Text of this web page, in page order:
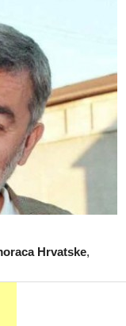
Hrvatske,